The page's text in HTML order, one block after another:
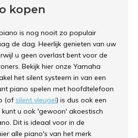
kopen
is nog nooit zo populair
de dag. Heerlijk genieten van uw
u geen overlast bent voor de
Bekijk hier onze Yamaha
het silent systeem in van een
piano spelen met hoofdtelefoon
(of silent vleugel) is dus ook een
kunt u ook 'gewoon' akoestisch
Dit is ideaal voor in de
alle piano's van het merk